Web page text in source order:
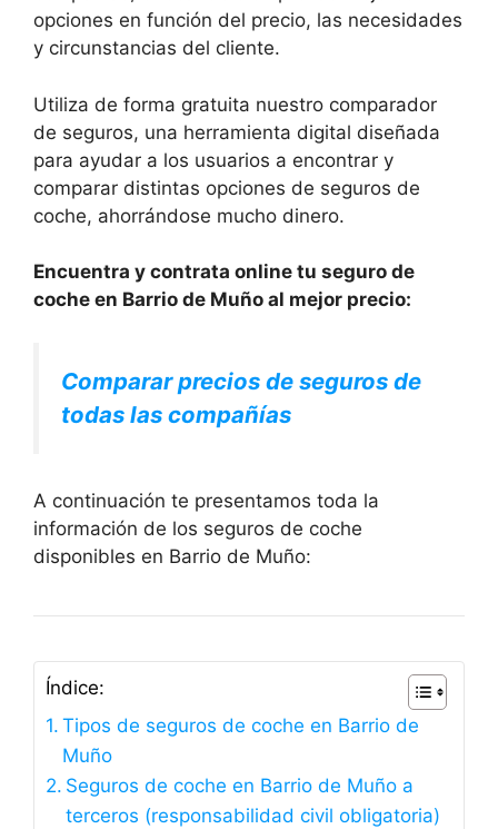
opciones en función del precio, las necesidades
y circunstancias del cliente.
Utiliza de forma gratuita nuestro comparador
de seguros, una herramienta digital diseñada
para ayudar a los usuarios a encontrar y
comparar distintas opciones de seguros de
coche, ahorrándose mucho dinero.
Encuentra y contrata online tu seguro de
coche en Barrio de Muño al mejor precio:
Comparar precios de seguros de
todas las compañías
A continuación te presentamos toda la
información de los seguros de coche
disponibles en Barrio de Muño:
Índice:
Tipos de seguros de coche en Barrio de
Muño
Seguros de coche en Barrio de Muño a
terceros (responsabilidad civil obligatoria)